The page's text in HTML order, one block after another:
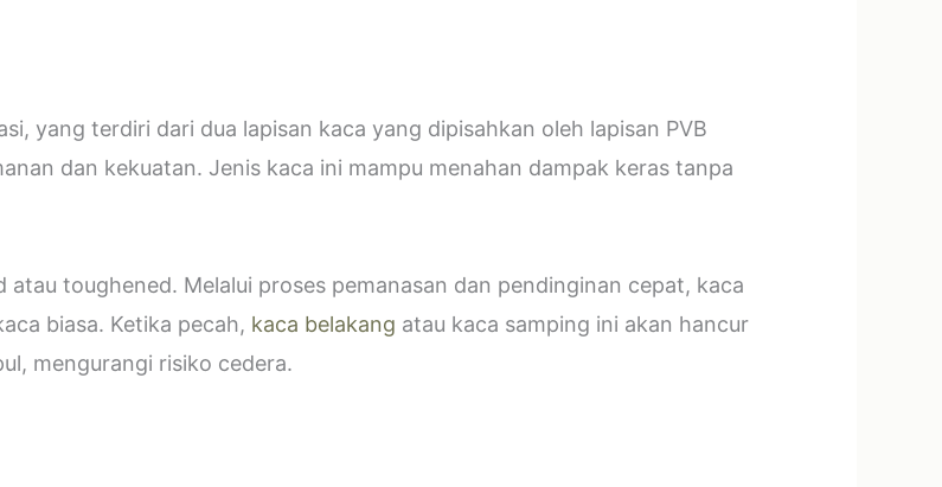
yang terdiri dari dua lapisan kaca yang dipisahkan oleh lapisan PVB
dan kekuatan. Jenis kaca ini mampu menahan dampak keras tanpa
toughened. Melalui proses pemanasan dan pendinginan cepat, kaca
biasa. Ketika pecah, kaca belakang atau kaca samping ini akan hancur
mengurangi risiko cedera.